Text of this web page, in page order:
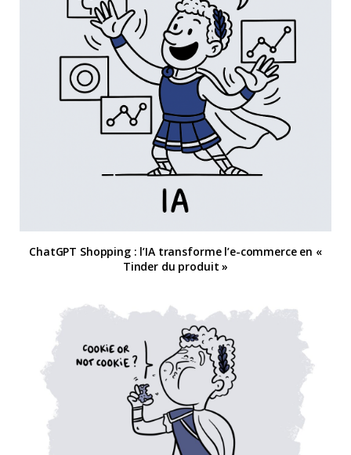
ChatGPT Shopping : l’IA transforme l’e-commerce en «
Tinder du produit »